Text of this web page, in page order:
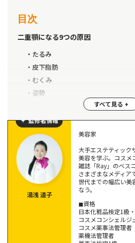
目次
二重顎になる9つの原因
たるみ
皮下脂肪
むくみ
姿勢
スマホ首（ストレートネック）
舌・顎の筋力低下
無表情・表情筋の未使用
食いしばり・筋肉の偏り
顔の歪み
【即効】二重顎を解消できる表情筋
ジ5選
①ベロ回し
②巻き肩ストレッチ
③ストレートネック解消エクササイ
④フェイスラインマッサージ
⑤表情筋マッサージ
監修者情報
湯浅 道子
美容家
大手エステティック
美容を学ぶ。コスメ
雑誌「Ray」のベス
さまざまなメディア
世代までの幅広い美
なう。
◼︎資格
日本化粧品検定1級
コスメコンシェルジ
コスメ薬事法管理者
薬機法管理者